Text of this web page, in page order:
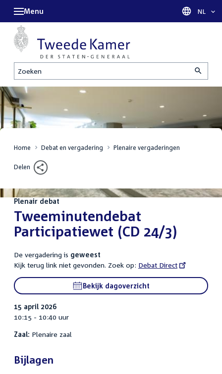
Zoeken
Menu Taal
NL
Home Debat en vergadering Plenaire vergaderingen
Delen
Plenair debat
:Tweeminutendebat
Participatiewet (CD 24/3)
De vergadering is geweest
Kijk terug link niet gevonden. Zoek op: External
link:
Debat Direct
Bekijk dagoverzicht
15 april 2026
10:15 - 10:40 uur
Zaal: Plenaire zaal
Bijlagen